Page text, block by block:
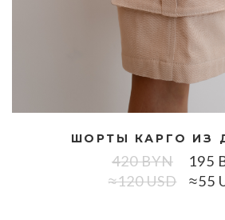
ШОРТЫ КАРГО ИЗ
420BYN
≈120 USD
195
≈55